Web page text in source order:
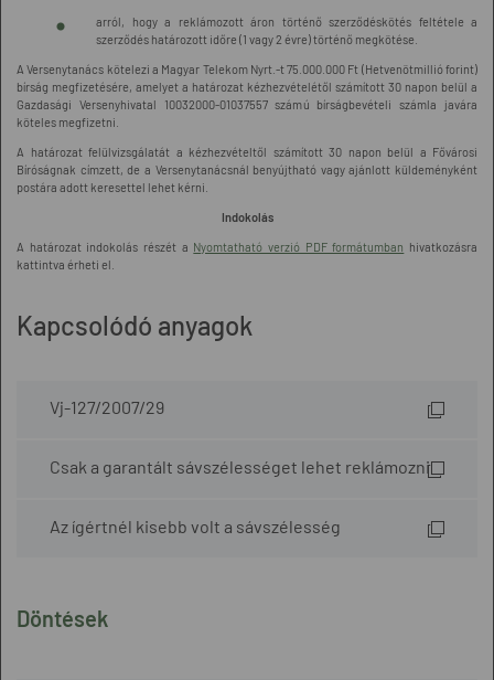
Döntések
arról, hogy a reklámozott áron történő szerződéskötés feltétele a
szerződés határozott időre (1 vagy 2 évre) történő megkötése.
A Versenytanács kötelezi a Magyar Telekom Nyrt.-t 75.000.000 Ft (Hetvenötmillió forint)
bírság megfizetésére, amelyet a határozat kézhezvételétől számított 30 napon belül a
Gazdasági Versenyhivatal 10032000-01037557 számú bírságbevételi számla javára
köteles megfizetni.
A határozat felülvizsgálatát a kézhezvételtől számított 30 napon belül a Fővárosi
Bíróságnak címzett, de a Versenytanácsnál benyújtható vagy ajánlott küldeményként
postára adott keresettel lehet kérni.
Indokolás
A határozat indokolás részét a Nyomtatható verzió PDF formátumban hivatkozásra
kattintva érheti el.
Kapcsolódó anyagok
Vj-127/2007/29
Csak a garantált sávszélességet lehet reklámozni
Az ígértnél kisebb volt a sávszélesség